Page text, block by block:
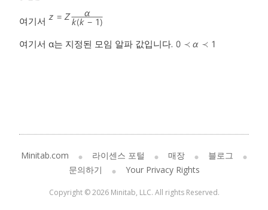
여기서
여기서 α는 지정된 모임 알파 값입니다.
Minitab.com 라이센스 포털 매장
블로그
문의하기
Your Privacy Rights
Copyright © 2026 Minitab, LLC. All rights Reserved.